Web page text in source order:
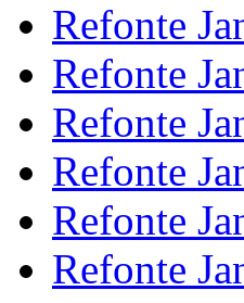
Refonte
Refonte
Refonte
Refonte
Refonte
Refonte